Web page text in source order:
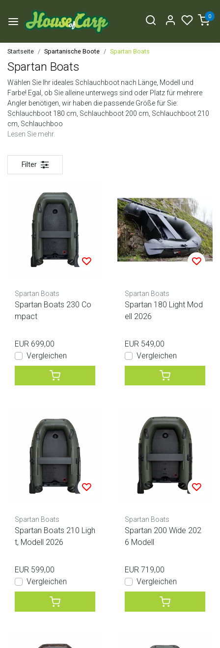
0
Startseite Spartanische Boote Spartan Boats
Spartan Boats
Wählen Sie Ihr ideales Schlauchboot nach Länge, Modell und
Farbe! Egal, ob Sie alleine unterwegs sind oder Platz für mehrere
Angler benötigen, wir haben die passende Größe für Sie:
Schlauchboot 180 cm, Schlauchboot 200 cm, Schlauchboot 210
cm, Schlauchboo
Lesen Sie mehr.
Filter
Spartan Boats
Spartan Boats 230 Co
mpact
EUR 699,00
Vergleichen
Spartan Boats
Spartan 180 Light Mod
ell 2026
EUR 549,00
Vergleichen
Spartan Boats
Spartan Boats 210 Ligh
t, Modell 2026
EUR 599,00
Vergleichen
Spartan Boats
Spartan 200 Wide 202
6 Modell
EUR 719,00
Vergleichen